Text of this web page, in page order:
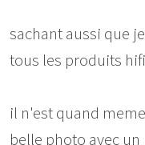
sachant aussi que
tous les produits
il n'est quand
belle photo avec un